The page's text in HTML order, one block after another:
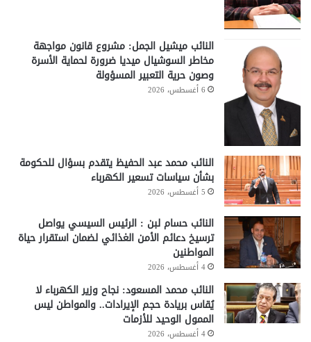
النائب ميشيل الجمل: مشروع قانون مواجهة
مخاطر السوشيال ميديا ضرورة لحماية الأسرة
وصون حرية التعبير المسؤولة
6 أغسطس، 2026
النائب محمد عبد الحفيظ يتقدم بسؤال للحكومة
بشأن سياسات تسعير الكهرباء
5 أغسطس، 2026
النائب حسام لبن : الرئيس السيسي يواصل
ترسيخ دعائم الأمن الغذائي لضمان استقرار حياة
المواطنين
4 أغسطس، 2026
النائب محمد المسعود: نجاح وزير الكهرباء لا
يُقاس بريادة حجم الإيرادات.. والمواطن ليس
الممول الوحيد للأزمات
4 أغسطس، 2026